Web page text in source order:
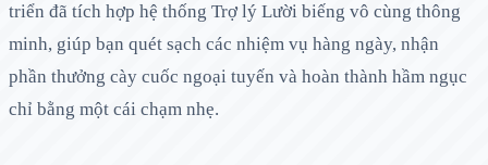
triển đã tích hợp hệ thống Trợ lý Lười biếng vô cùng thông
minh, giúp bạn quét sạch các nhiệm vụ hàng ngày, nhận
phần thưởng cày cuốc ngoại tuyến và hoàn thành hầm ngục
chỉ bằng một cái chạm nhẹ.